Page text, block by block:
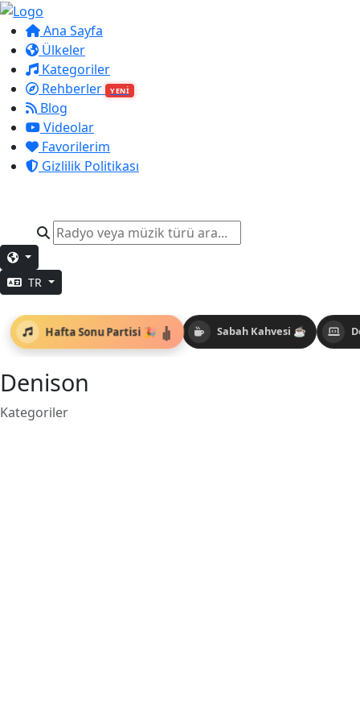
Ana Sayfa
Ülkeler
Kategoriler
Rehberler
YENİ
Blog
Videolar
Favorilerim
Gizlilik Politikası
TR
Sabah Kahvesi ☕
Hafta Sonu Partisi 🎉
Denison
Kategoriler